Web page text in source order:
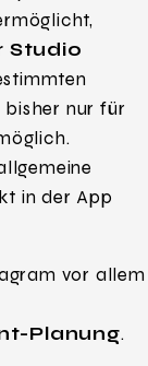
Studio
nur für
in der App
vor allem
Planung.